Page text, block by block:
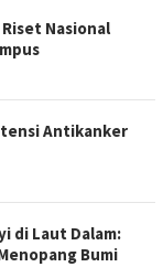
Nasional
Antikanker
di Laut Dalam:
Bumi